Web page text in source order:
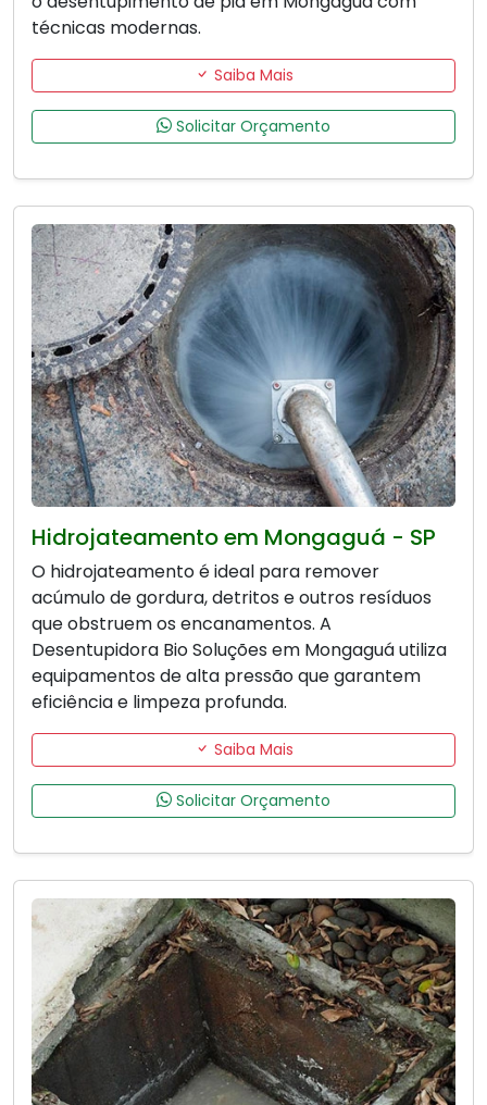
técnicas modernas.
Saiba Mais
Solicitar Orçamento
Hidrojateamento em Mongaguá - SP
O hidrojateamento é ideal para remover
acúmulo de gordura, detritos e outros resíduos
que obstruem os encanamentos. A
Desentupidora Bio Soluções em Mongaguá utiliza
equipamentos de alta pressão que garantem
eficiência e limpeza profunda.
Saiba Mais
Solicitar Orçamento